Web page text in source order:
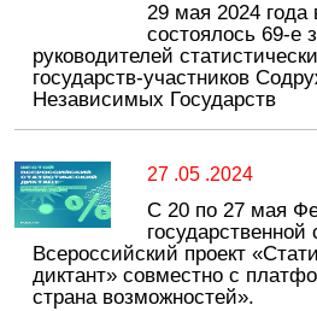
29 мая 2024 года
состоялось 69-е
руководителей
государств-участников
Независимых Государств
27 .05 .2024
С 20 по 27 мая
государственной
Всероссийский проект
диктант» совместно с
страна возможностей».